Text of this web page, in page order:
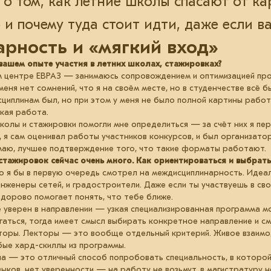
почему туда стоит идти, даже если
и «мягкий вход»
опыте участия в летних школах, стажировках?
ЕВРАЗ — занимаюсь сопровождением и оптимизацией
нет сомнений, что я на своём месте, но в студенчестве всё
был, но при этом у меня не было полной картины
работа.
и стажировки помогли мне определиться — за счёт них я
сам оценивал работы участников конкурсов, и был
лучшее подтверждение того, что такие форматы работают.
сейчас очень много. Как ориентироваться и
бы в первую очередь смотрел на междисциплинарность.
сетей, и градостроители. Даже если ты участвуешь в
помогает понять, что тебе ближе.
в направлении — узкая специализированная программа
тогда имеет смысл выбирать конкретное направление и
Лекторы — это вообще отдельный критерий. Живое
хард-скиллы из программы.
— это отличный способ попробовать специальность, в